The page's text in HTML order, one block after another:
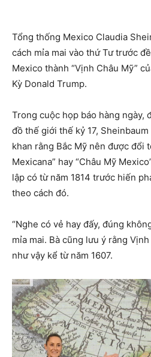
Tổng thống Mexico Claudia
cách mỉa mai vào thứ Tư trước
Mexico thành “Vịnh Châu Mỹ”
Kỳ Donald Trump.
Trong cuộc họp báo hàng ngày,
đồ thế giới thế kỷ 17,
khan rằng Bắc Mỹ nên được đổi
Mexicana” hay “Châu Mỹ
lập có từ năm 1814 trước hiến
theo cách đó.
“Nghe có vẻ hay đấy, đúng
mỉa mai. Bà cũng lưu ý rằng
như vậy kể từ năm 1607.